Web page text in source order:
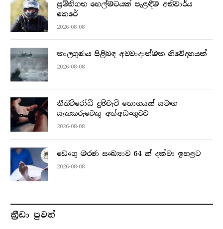
ප්‍රමිතිගත හෙල්මටයක් පැළඳීම අනිවාර්ය
කෙරේ
2026-08-08
කාලගුණය පිළිබඳ අවවාදාත්මක නිවේදනයක්
2026-08-08
නීතිවිරෝධී දුම්වැටි තොගයක් සමඟ
සැකකරුවෙකු අත්අඩංගුවට
2026-08-08
ඩෙංගු මරණ සංඛ්‍යාව 64 ක් දක්වා ඉහළට
2026-08-08
ක්‍රීඩා පුවත්